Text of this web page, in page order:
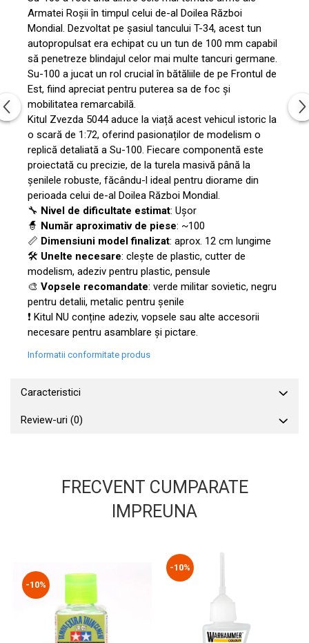
Vallejo Spray Paint
Vallejo Auxiliaries
Vallejo Acrylic Textures
Vopsea la sticluta
Vallejo Liquid Gold
Vallejo Surface Primer
Vallejo Weathering Effects
Vallejo Model Wash
Vallejo Metal Color
AK Interactive
Vopsea Chrome
Creioane Weathering
Auxiliare
Real Colors Markers
Auxiliare & Diluanti
Primer (grund)
Playmarkers
Vopsele acrilice & Seturi de vopsele
Solutii Weathering
Décor
Materiale pentru sol
Accesorii pictura The Army Painter
Speedpaint Markers
Accesorii pictura
Markere Metalice
Armatei Roșii în timpul celui de-al Doilea Război
Mondial. Dezvoltat pe șasiul tancului T-34, acest tun
autopropulsat era echipat cu un tun de 100 mm capabil
să penetreze blindajul celor mai multe tancuri germane.
Su-100 a jucat un rol crucial în bătăliile de pe Frontul de
Est, fiind apreciat pentru puterea sa de foc și
mobilitatea remarcabilă.
Kitul Zvezda 5044 aduce la viață acest vehicul istoric la
o scară de 1:72, oferind pasionaților de modelism o
replică detaliată a Su-100. Fiecare componentă este
proiectată cu precizie, de la turela masivă până la
șenilele robuste, făcându-l ideal pentru diorame din
perioada celui de-al Doilea Război Mondial.
🔧 Nivel de dificultate estimat: Ușor
🧙 Număr aproximativ de piese: ~100
📏 Dimensiuni model finalizat: aprox. 12 cm lungime
🛠️ Unelte necesare: clește de plastic, cutter de
modelism, adeziv pentru plastic, pensule
🎨 Vopsele recomandate: verde militar sovietic, negru
pentru detalii, metalic pentru șenile
❗ Kitul NU conține adeziv, vopsele sau alte accesorii
necesare pentru asamblare și pictare.
Informatii conformitate produs
Caracteristici
Review-uri (0)
FRECVENT CUMPARATE
IMPREUNA
-10%
-10%